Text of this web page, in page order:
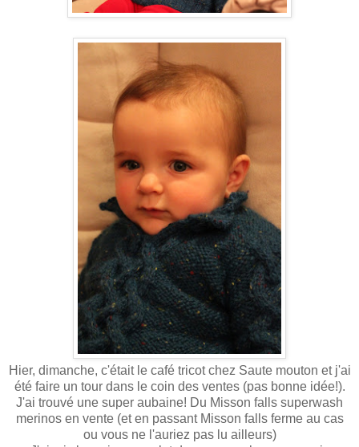
Hier, dimanche, c'était le café tricot chez Saute mouton et j'ai
été faire un tour dans le coin des ventes (pas bonne idée!).
J'ai trouvé une super aubaine! Du Misson falls superwash
merinos en vente (et en passant Misson falls ferme au cas
ou vous ne l'auriez pas lu ailleurs)